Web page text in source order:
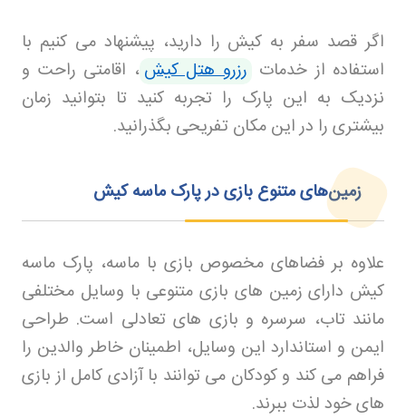
اگر قصد سفر به کیش را دارید، پیشنهاد می کنیم با
استفاده از خدمات رزرو هتل کیش ، اقامتی راحت و
نزدیک به این پارک را تجربه کنید تا بتوانید زمان
بیشتری را در این مکان تفریحی بگذرانید.
زمین‌های متنوع بازی در پارک ماسه کیش
علاوه بر فضاهای مخصوص بازی با ماسه، پارک ماسه
کیش دارای زمین های بازی متنوعی با وسایل مختلفی
مانند تاب، سرسره و بازی های تعادلی است. طراحی
ایمن و استاندارد این وسایل، اطمینان خاطر والدین را
فراهم می کند و کودکان می توانند با آزادی کامل از بازی
های خود لذت ببرند.